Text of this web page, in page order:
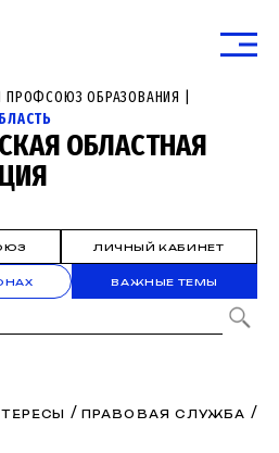
ОБРАЗОВАНИЯ |
ОБЛАСТНАЯ
ЛИЧНЫЙ КАБИНЕТ
ВАЖНЫЕ ТЕМЫ
/ ПРАВОВАЯ СЛУЖБА /